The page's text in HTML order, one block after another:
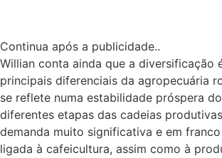
Continua após a publicidade..
Willian conta ainda que a diversificação
principais diferenciais da agropecuária
se reflete numa estabilidade próspera
diferentes etapas das cadeias
demanda muito significativa e em
ligada à cafeicultura, assim como à